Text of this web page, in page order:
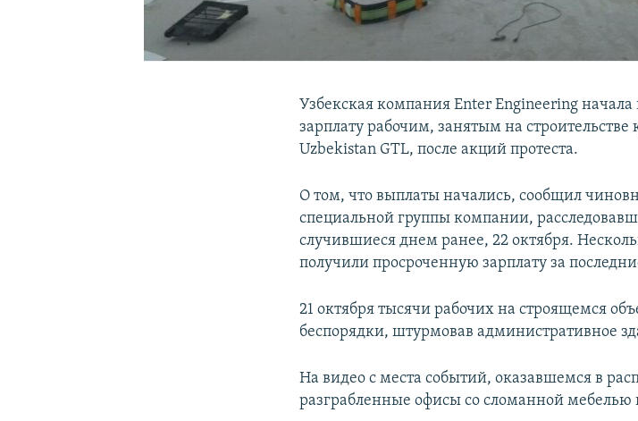
Узбекская компания Enter Engineering
зарплату рабочим, занятым на
Uzbekistan GTL, после акций протеста.
О том, что выплаты начались, сообщил
специальной группы компании,
случившиеся днем ранее, 22 октября.
получили просроченную зарплату за
21 октября тысячи рабочих на строящемся
беспорядки, штурмовав административное
На видео с места событий, оказавшемся в
разграбленные офисы со сломанной